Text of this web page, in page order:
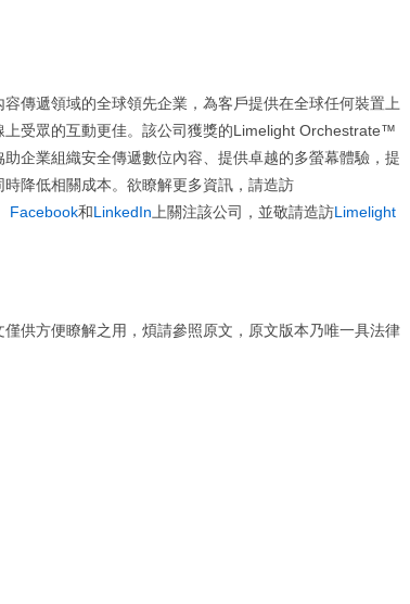
傳遞領域的全球領先企業，為客戶提供在全球任何裝置上
受眾的互動更佳。該公司獲獎的Limelight Orchestrate™
企業組織安全傳遞數位內容、提供卓越的多螢幕體驗，提
降低相關成本。欲瞭解更多資訊，請造訪
Facebook和LinkedIn 上關注該公司，並敬請造訪Limelight
供方便瞭解之用，煩請參照原文，原文版本乃唯一具法律